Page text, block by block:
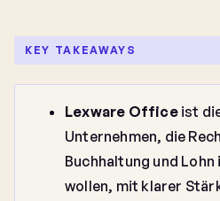
KEY TAKEAWAYS
Lexware Officeist
Unternehmen, die
Buchhaltung und
wollen, mit klarer